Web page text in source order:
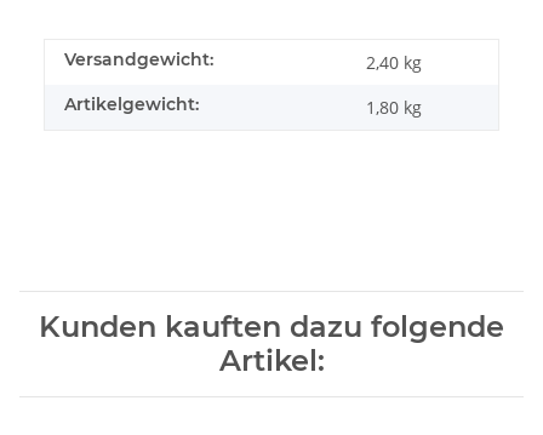
Versandgewicht: 2,40 kg
Artikelgewicht: 1,80 kg
Kunden kauften dazu folgende
Artikel: